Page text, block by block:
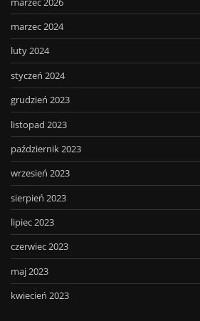
marzec 2024
luty 2024
styczeń 2024
grudzień 2023
listopad 2023
październik 2023
wrzesień 2023
sierpień 2023
lipiec 2023
czerwiec 2023
maj 2023
kwiecień 2023